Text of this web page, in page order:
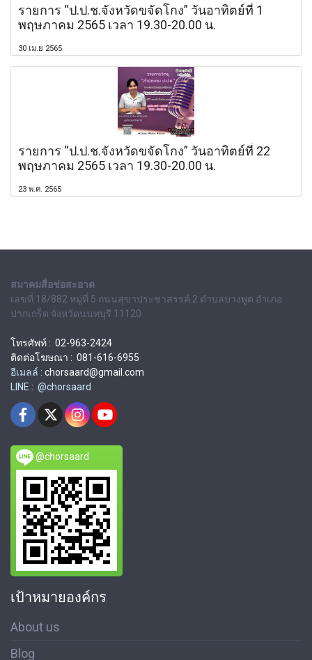
รายการ “ป.ป.ช.จังหวัดขจัดโกง” วันอาทิตย์ที่ 1
พฤษภาคม 2565 เวลา 19.30-20.00 น.
30 เม.ย 2565
รายการ “ป.ป.ช.จังหวัดขจัดโกง” วันอาทิตย์ที่ 22
พฤษภาคม 2565 เวลา 19.30-20.00 น.
23 พ.ค. 2565
สมาคมสื่อช่อสะอาด
เลขที่ 18/882 หมู่ที่ 5 ถนนสุขาประชาสรรค์ 2 ตำบลบางพูด อำเภอ
ปากเกร็ด จังหวัดนนทบุรี 11120
โทรศัพท์ : 02-963-2424
ติดต่อโฆษณา : 081-616-6955
อีเมลล์ : chorsaard@gmail.com
LINE : @chorsaard
@chorsaard
เป้าหมายองค์กร
About us
Blog